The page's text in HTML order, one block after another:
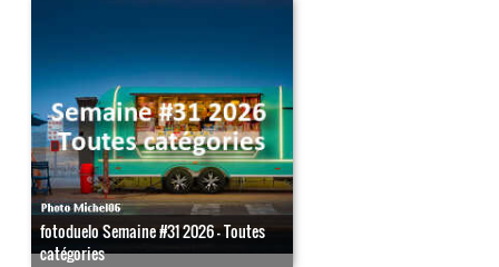
fotoduelo Semaine #31 2026 - Toutes
catégories